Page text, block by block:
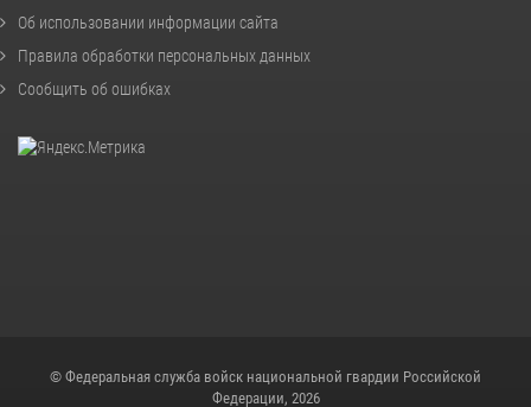
Об использовании информации сайта
Правила обработки персональных данных
Сообщить об ошибках
© Федеральная служба войск национальной гвардии Российской
Федерации, 2026